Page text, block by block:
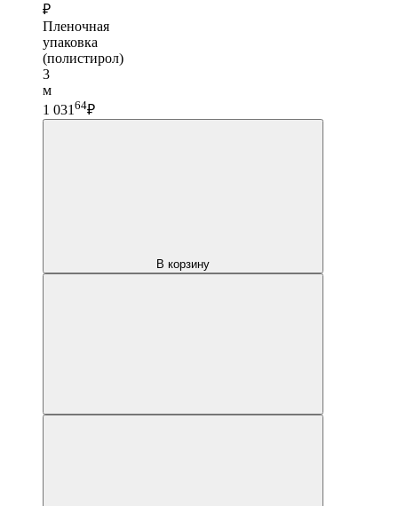
₽
Пленочная
упаковка
(полистирол)
3
м
1 031 64₽
В корзину